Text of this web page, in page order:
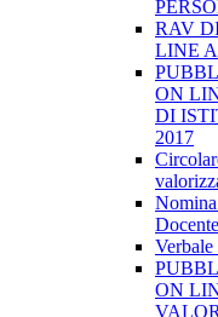
RAV
LINE
ON
DI
2017
ON